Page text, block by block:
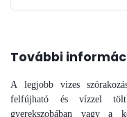
További
A legjobb vizes
felfújható és vízzel
gyerekszobában vagy a